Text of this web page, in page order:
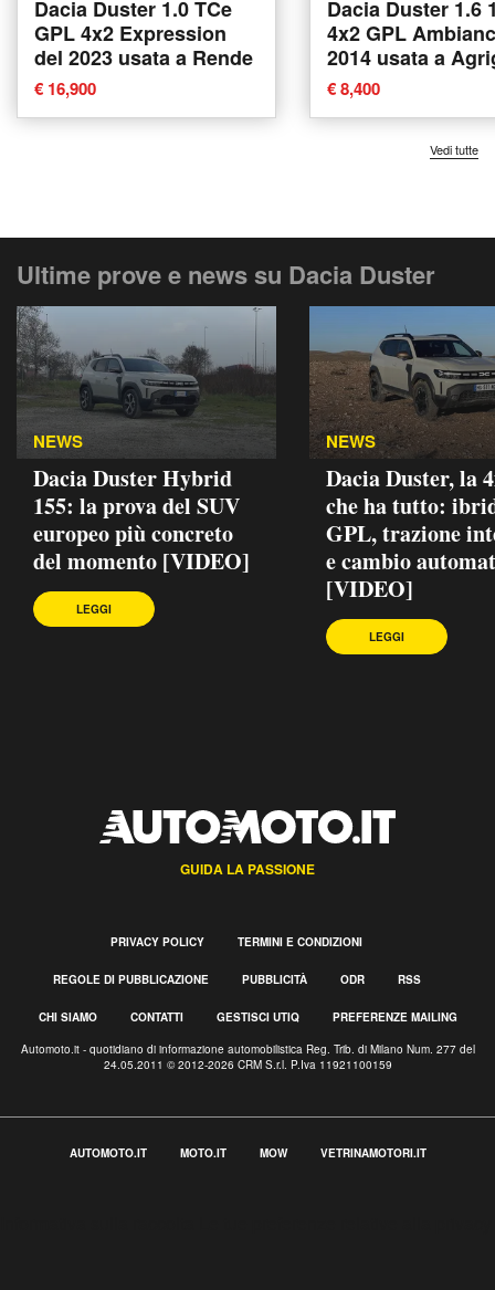
Dacia Duster 1.0 TCe
GPL 4x2 Expression
del 2023 usata a Rende
€ 16,900
Dacia Duster 1.6
4x2 GPL
2014 usata a
€ 8,400
Vedi tutte
Ultime prove e news su Dacia Duster
NEWS
Dacia Duster Hybrid
155: la prova del SUV
europeo più concreto
del momento [VIDEO]
LEGGI
NEWS
Dacia Duster, la
che ha tutto:
GPL, trazione
e cambio
[VIDEO]
LEGGI
GUIDA LA PASSIONE
PRIVACY POLICY TERMINI E CONDIZIONI
REGOLE DI PUBBLICAZIONE PUBBLICITÀ ODR RSS
CHI SIAMO CONTATTI GESTISCI UTIQ PREFERENZE MAILING
Automoto.it - quotidiano di informazione automobilistica Reg. Trib. di Milano Num. 277 del
24.05.2011 © 2012-2026 CRM S.r.l. P.Iva 11921100159
AUTOMOTO.IT MOTO.IT MOW VETRINAMOTORI.IT